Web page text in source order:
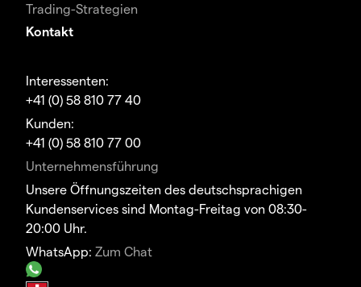
Trading-Strategien
Kontakt
Interessenten:
+41 (0) 58 810 77 40
Kunden:
+41 (0) 58 810 77 00
Unternehmensführung
Unsere Öffnungszeiten des deutschsprachigen
Kundenservices sind Montag-Freitag von 08:30-
20:00 Uhr.
WhatsApp: Zum Chat